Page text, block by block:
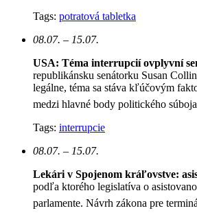
Tags: potratová tabletka
08.07. – 15.07.
USA: Téma interrupcií ovplyvní
republikánsku senátorku Susan
legálne, téma sa stáva kľúčovým
medzi hlavné body politického
Tags: interrupcie
08.07. – 15.07.
Lekári v Spojenom kráľovstve:
podľa ktorého legislatíva o
parlamente. Návrh zákona pre